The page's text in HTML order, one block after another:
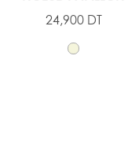
24,900 DT